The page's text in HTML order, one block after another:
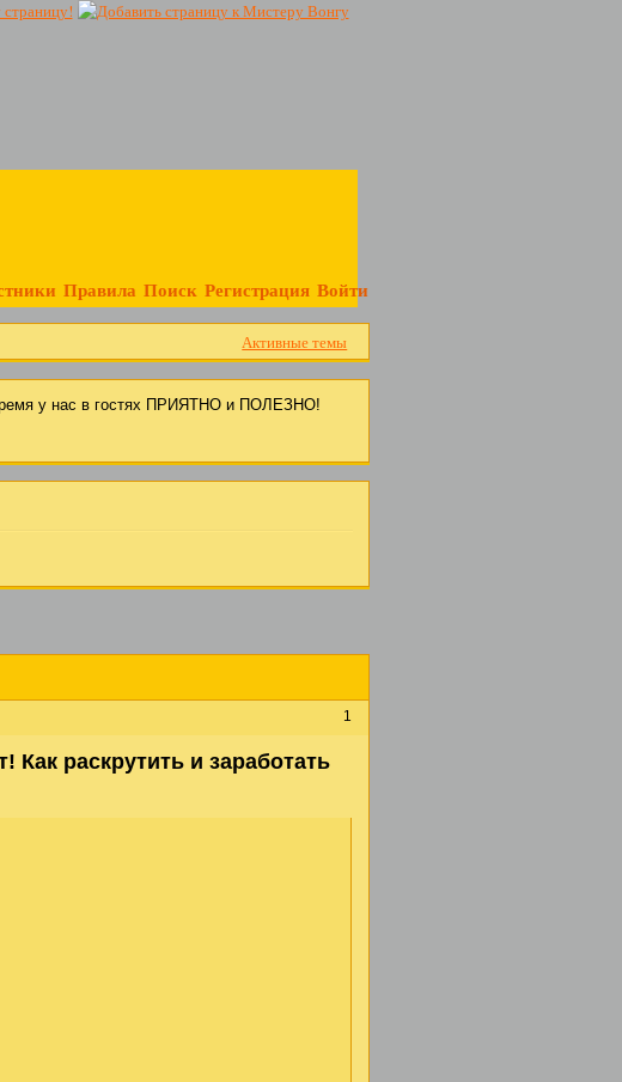
Правила Поиск Регистрация Войти
Активные темы
у нас в гостях ПРИЯТНО и ПОЛЕЗНО!
1
Как раскрутить и заработать